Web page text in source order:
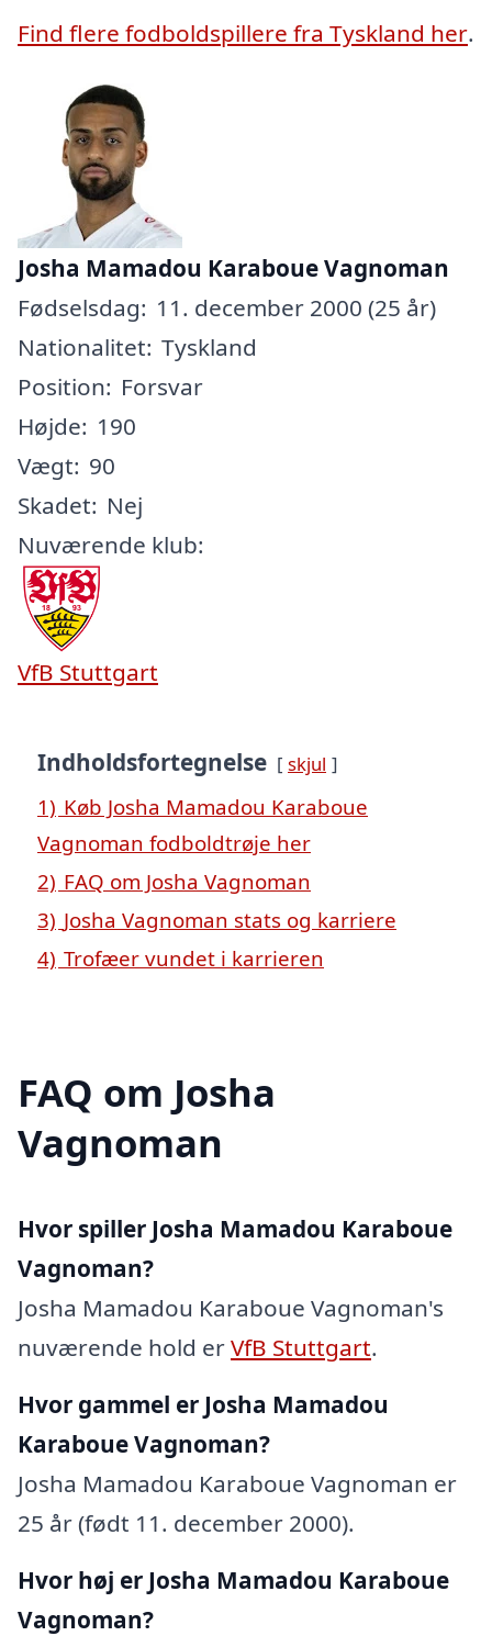
Find flere fodboldspillere fra Tyskland her.
Josha Mamadou Karaboue Vagnoman
Fødselsdag: 11. december 2000 (25 år)
Nationalitet: Tyskland
Position: Forsvar
Højde: 190
Vægt: 90
Skadet: Nej
Nuværende klub:
VfB Stuttgart
Indholdsfortegnelse skjul
1) Køb Josha Mamadou Karaboue
Vagnoman fodboldtrøje her
2) FAQ om Josha Vagnoman
3) Josha Vagnoman stats og karriere
4) Trofæer vundet i karrieren
FAQ om Josha
Vagnoman
Hvor spiller Josha Mamadou Karaboue
Vagnoman?
Josha Mamadou Karaboue Vagnoman's
nuværende hold erVfB Stuttgart.
Hvor gammel er Josha Mamadou
Karaboue Vagnoman?
Josha Mamadou Karaboue Vagnoman er
25 år (født 11. december 2000).
Hvor høj er Josha Mamadou Karaboue
Vagnoman?